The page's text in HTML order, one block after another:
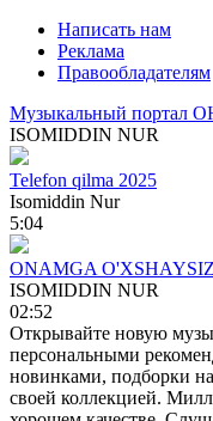
Написать нам
Реклама
Правообладателям
Музыкальный портал
ISOMIDDIN NUR
Telefon qilma 2025
Isomiddin Nur
5:04
ONAMGA
ISOMIDDIN NUR
02:52
Открывайте новую
персональными
новинками, подборки
своей коллекцией.